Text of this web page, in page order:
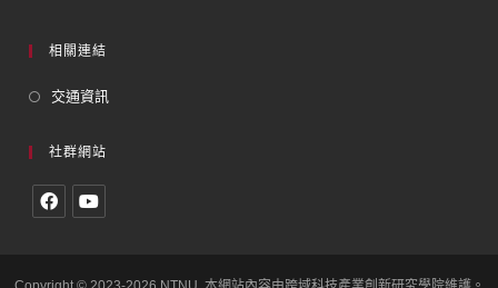
相關連結
交通資訊
社群網站